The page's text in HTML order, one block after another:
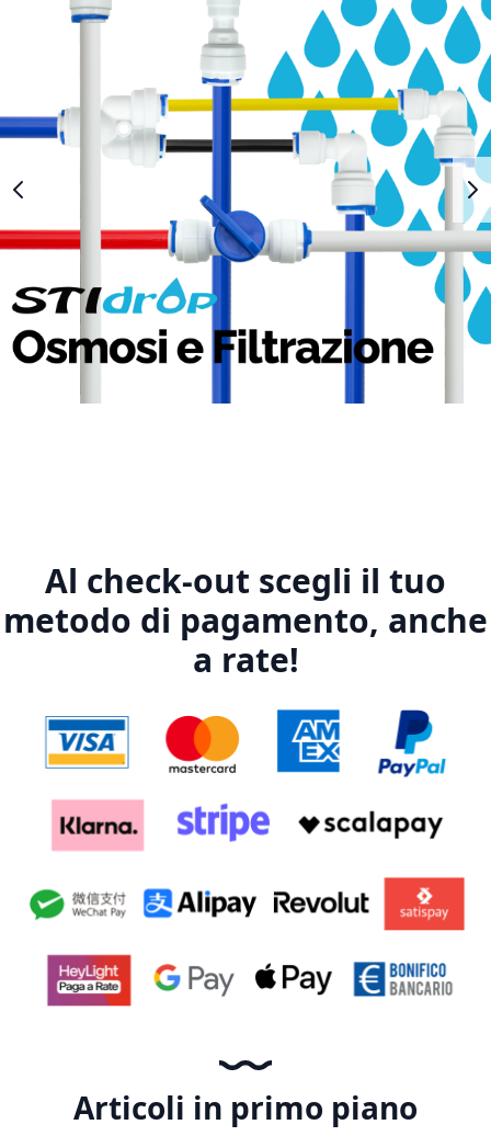
Al check-out scegli il tuo
metodo di pagamento, anche
a rate!
Articoli in primo piano